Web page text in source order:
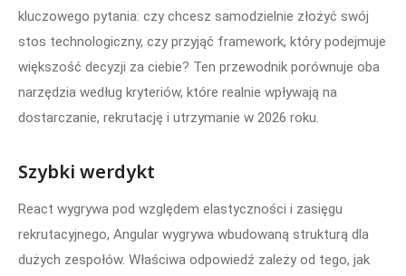
kluczowego pytania: czy chcesz samodzielnie złożyć swój
stos technologiczny, czy przyjąć framework, który podejmuje
większość decyzji za ciebie? Ten przewodnik porównuje oba
narzędzia według kryteriów, które realnie wpływają na
dostarczanie, rekrutację i utrzymanie w 2026 roku.
Szybki werdykt
React wygrywa pod względem elastyczności i zasięgu
rekrutacyjnego, Angular wygrywa wbudowaną strukturą dla
dużych zespołów. Właściwa odpowiedź zależy od tego, jak